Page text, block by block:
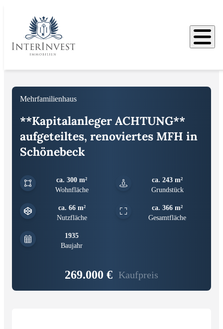
Bilder
Mehrfamilienhaus
**Kapitalanleger ACHTUNG**
aufgeteiltes, renoviertes MFH in
Schönebeck
ca. 300 m²
Wohnfläche
ca. 243 m²
Grundstück
ca. 66 m²
Nutzfläche
ca. 366 m²
Gesamtfläche
1935
Baujahr
269.000 € Kaufpreis